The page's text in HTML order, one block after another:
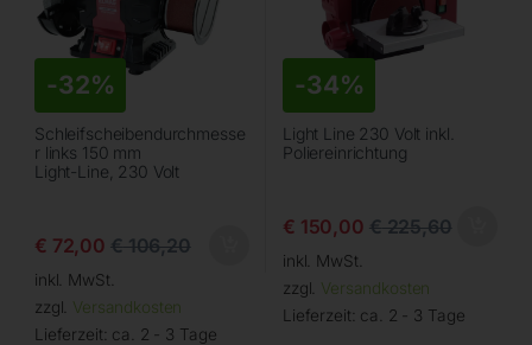
-32%
Schleifscheibendurchmesse
r links 150 mm
Light-Line, 230 Volt
€ 72,00 €106,20
inkl. MwSt.
zzgl. Versandkosten
Lieferzeit: ca. 2 - 3 Tage
-34%
Light Line 230 Volt inkl.
Poliereinrichtung
€ 150,00 €225,60
inkl. MwSt.
zzgl. Versandkosten
Lieferzeit: ca. 2 - 3 Tage